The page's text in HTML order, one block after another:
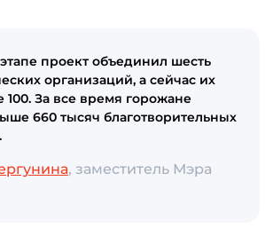
проект объединил шесть
организаций, а сейчас их
100. За все время горожане
660 тысяч благотворительных
, заместитель Мэра